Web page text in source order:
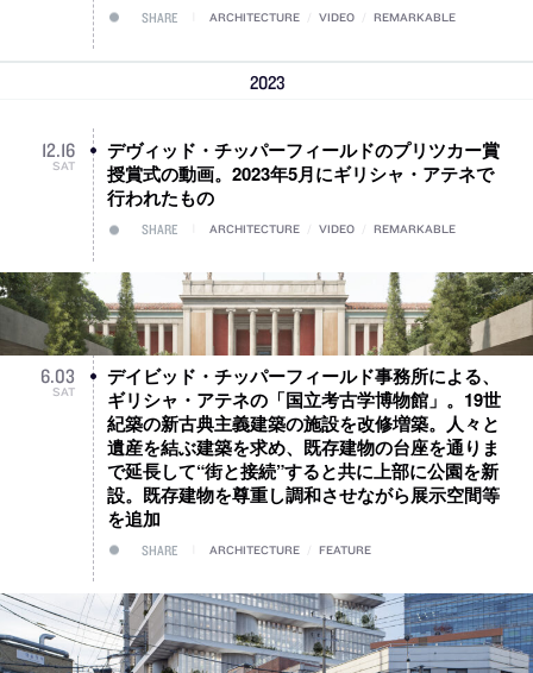
SHARE ARCHITECTURE VIDEO REMARKABLE
2023
12.16
SAT
デヴィッド・チッパーフィールドのプリツカー賞
授賞式の動画。2023年5月にギリシャ・アテネで
行われたもの
SHARE ARCHITECTURE VIDEO REMARKABLE
6.03
SAT
デイビッド・チッパーフィールド事務所による、
ギリシャ・アテネの「国立考古学博物館」。19世
紀築の新古典主義建築の施設を改修増築。人々と
遺産を結ぶ建築を求め、既存建物の台座を通りま
で延長して“街と接続”すると共に上部に公園を新
設。既存建物を尊重し調和させながら展示空間等
を追加
SHARE ARCHITECTURE FEATURE